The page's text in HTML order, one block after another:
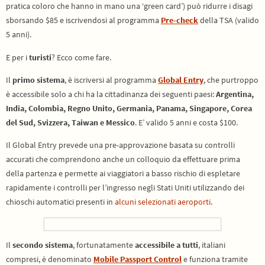
pratica coloro che hanno in mano una ‘green card’) può ridurre i disagi
sborsando $85 e iscrivendosi al programma Pre-checkdella TSA (valido
5 anni).
E per ituristi? Ecco come fare.
Il primo sistema, è iscriversi al programmaGlobal Entry, che purtroppo
è accessibile solo a chi ha la cittadinanza dei seguenti paesi:Argentina,
India, Colombia, Regno Unito, Germania, Panama, Singapore, Corea
del Sud, Svizzera, Taiwan e Messico. E’ valido 5 anni e costa $100.
Il Global Entry prevede una pre-approvazione basata su controlli
accurati che comprendono anche un colloquio da effettuare prima
della partenza e permette ai viaggiatori a basso rischio di espletare
rapidamente i controlli per l’ingresso negli Stati Uniti utilizzando dei
chioschi automatici presenti in alcuni selezionati aeroporti.
Il secondo sistema, fortunatamenteaccessibile a tutti, italiani
compresi, è denominato Mobile Passport Controle funziona tramite